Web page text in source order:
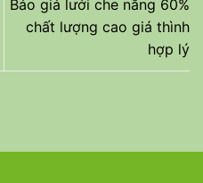
Báo giá lưới che nắng 60%
chất lượng cao giá thình
hợp lý